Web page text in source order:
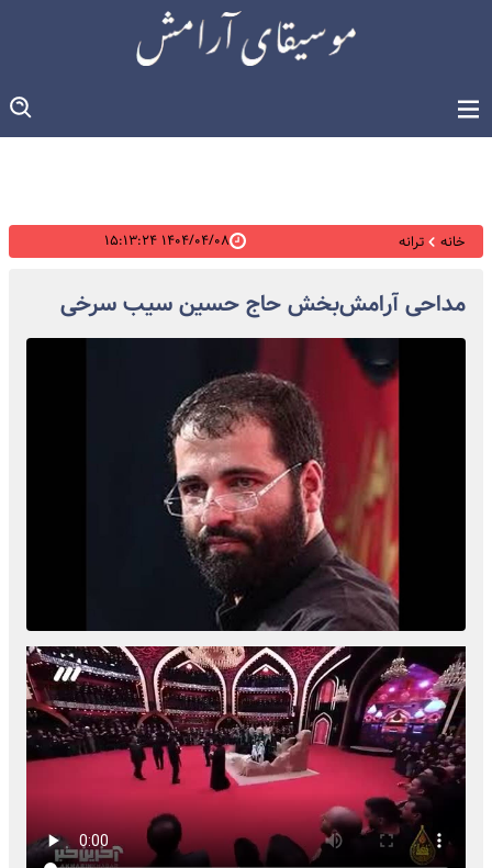
خانه ترانه ۱۴۰۴/۰۴/۰۸ ۱۵:۱۳:۲۴
مداحی آرامش‌بخش حاج حسین سیب سرخی